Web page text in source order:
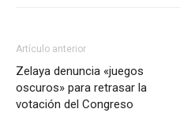
Artículo anterior
Zelaya denuncia «juegos
oscuros» para retrasar la
votación del Congreso